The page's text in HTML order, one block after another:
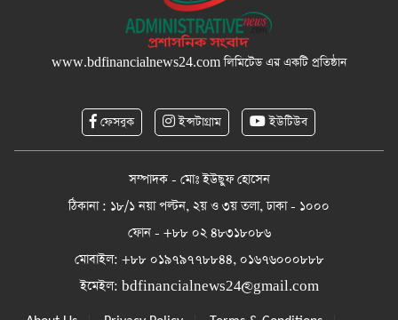
www.bdfinancialnews24.comলিমিটেড এর একটি প্রতিষ্ঠান
ফেসবুক ইন্সটাগ্রাম ইউটিউব
সম্পাদক - মোঃ ইউছুফ হোসেন
ঠিকানা : ১৮/১ নয়া পল্টন, ২য় ও ৩য় তলা, ঢাকা - ১০০০
ফোন - +৮৮ ০২ ৪৮৩১৮০৮৬
মোবাইল: +৮৮ ০১৯৭৯৭৭৮৮৪৪, ০১৬৭৬০০০৮৮৮
ইমেইল: bdfinancialnews24@gmail.com